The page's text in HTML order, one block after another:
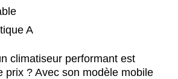
A
climatiseur performant est
prix ? Avec son modèle mobile